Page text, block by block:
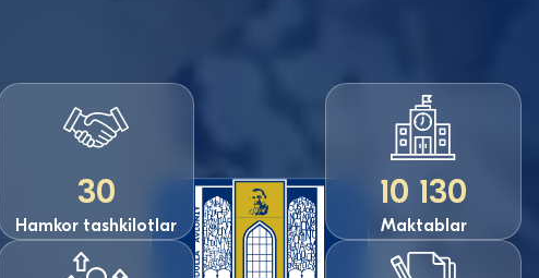
30
Hamkor tashkilotlar
10 130
Maktablar